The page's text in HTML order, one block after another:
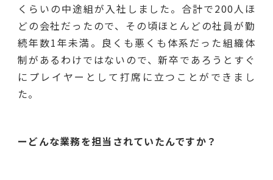
くらいの中途組が入社しました。合計で200人ほ
どの会社だったので、その頃ほとんどの社員が勤
続年数1年未満。良くも悪くも体系だった組織体
制があるわけではないので、新卒であろうとすぐ
にプレイヤーとして打席に立つことができまし
た。
ーどんな業務を担当されていたんですか？